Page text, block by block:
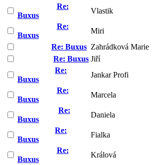
Re:
Buxus
Vlastik
Re:
Buxus
Miri
Re: Buxus Zahrádková Marie
Re: Buxus Jiří
Re:
Buxus
Jankar Profi
Re:
Buxus
Marcela
Re:
Buxus
Daniela
Re:
Buxus
Fialka
Re:
Buxus
Králová